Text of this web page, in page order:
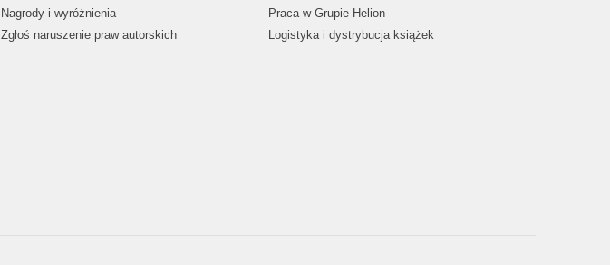
Nagrody i wyróżnienia
Zgłoś naruszenie praw autorskich
Praca w Grupie Helion
Logistyka i dystrybucja książek